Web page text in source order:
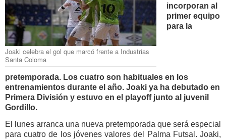
Joaki celebra el gol que marcó frente a Industrias
Santa Coloma
incorporan al
primer equipo
para la
pretemporada. Los cuatro son habituales en los
entrenamientos durante el año. Joaki ya ha debutado en
Primera División y estuvo en el playoff junto al juvenil
Gordillo.
El lunes arranca una nueva pretemporada que será especial
para cuatro de los jóvenes valores del Palma Futsal. Joaki,